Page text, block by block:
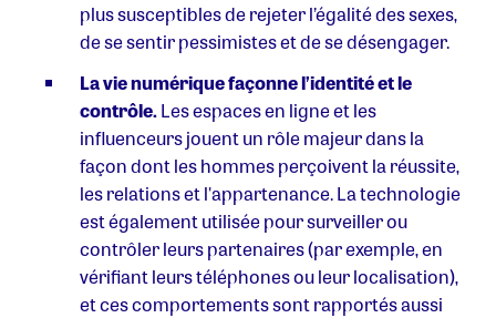
plus susceptibles de rejeter l’égalité des sexes,
de se sentir pessimistes et de se désengager.
La vie numérique façonne l’identité et le
contrôle.Les espaces en ligne et les
influenceurs jouent un rôle majeur dans la
façon dont les hommes perçoivent la réussite,
les relations et l'appartenance. La technologie
est également utilisée pour surveiller ou
contrôler leurs partenaires (par exemple, en
vérifiant leurs téléphones ou leur localisation),
et ces comportements sont rapportés aussi